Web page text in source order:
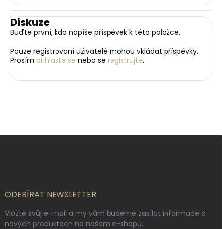
Diskuze
Buďte první, kdo napíše příspěvek k této položce.
Pouze registrovaní uživatelé mohou vkládat příspěvky.
Prosím přihlaste se nebo se registrujte.
ODEBÍRAT NEWSLETTER
Vložte svůj e-mail a my vám budeme zasílat informace o
nových produktech na našem e-shopu.